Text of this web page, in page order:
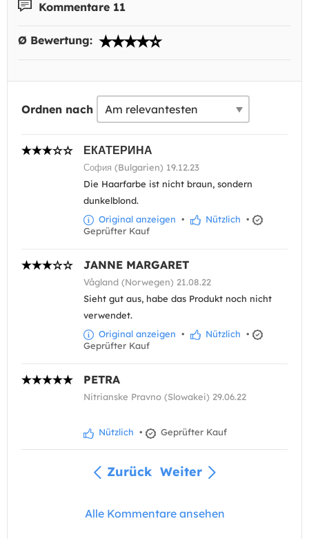
Kommentare 11
Ø Bewertung:
Ordnen nach
ЕКАТЕРИНА
София (Bulgarien) 19.12.23
Die Haarfarbe ist nicht braun, sondern
dunkelblond.
Original anzeigen • Nützlich •
Geprüfter Kauf
JANNE MARGARET
Vågland (Norwegen) 21.08.22
Sieht gut aus, habe das Produkt noch nicht
verwendet.
Original anzeigen • Nützlich •
Geprüfter Kauf
PETRA
Nitrianske Pravno (Slowakei) 29.06.22
Nützlich • Geprüfter Kauf
Zurück Weiter
Alle Kommentare ansehen